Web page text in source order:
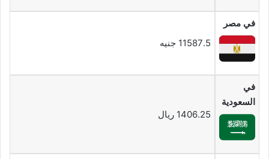
في مصر
11587.5 جنيه
في
السعودية
1406.25 ريال